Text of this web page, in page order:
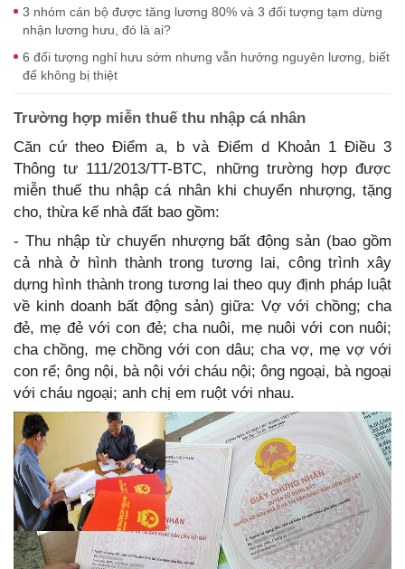
3 nhóm cán bộ được tăng lương 80% và 3 đối tượng tạm dừng
nhận lương hưu, đó là ai?
6 đối tượng nghỉ hưu sớm nhưng vẫn hưởng nguyên lương, biết
để không bị thiệt
Trường hợp miễn thuế thu nhập cá nhân
Căn cứ theo Điểm a, b và Điểm d Khoản 1 Điều 3
Thông tư 111/2013/TT-BTC, những trường hợp được
miễn thuế thu nhập cá nhân khi chuyển nhượng, tặng
cho, thừa kế nhà đất bao gồm:
- Thu nhập từ chuyển nhượng bất động sản (bao gồm
cả nhà ở hình thành trong tương lai, công trình xây
dựng hình thành trong tương lai theo quy định pháp luật
về kinh doanh bất động sản) giữa: Vợ với chồng; cha
đẻ, mẹ đẻ với con đẻ; cha nuôi, mẹ nuôi với con nuôi;
cha chồng, mẹ chồng với con dâu; cha vợ, mẹ vợ với
con rể; ông nội, bà nội với cháu nội; ông ngoại, bà ngoại
với cháu ngoại; anh chị em ruột với nhau.